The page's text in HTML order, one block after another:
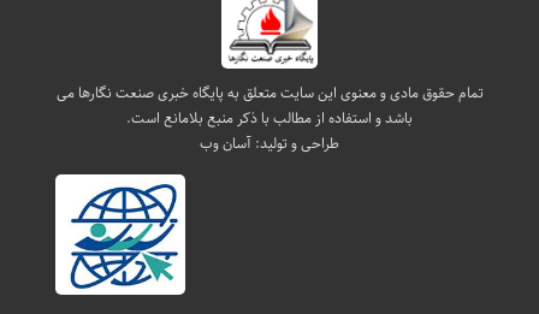
تمام حقوق مادی و معنوی این سایت متعلق به پایگاه خبری صنعت نگارها می
باشد و استفاده از مطالب با ذکر منبع بلامانع است.
طراحی و تولید:آسان وب